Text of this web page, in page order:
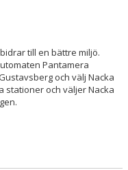
till en bättre miljö.
Pantamera
och välj Nacka
stationer och väljer Nacka